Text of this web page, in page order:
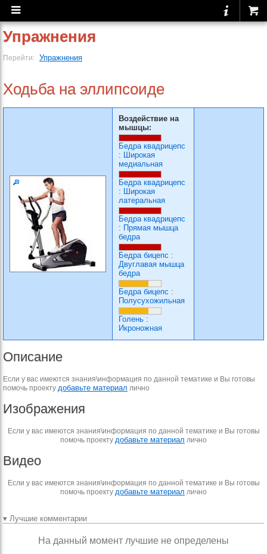
Упражнения
Перейти: Упражнения
Ходьба на эллипсоиде
Воздействие на
мышцы:
Бедра квадрицепс
: Широкая
медиальная
Бедра квадрицепс
: Широкая
латеральная
Бедра квадрицепс
: Прямая мышца
бедра
Бедра бицепс :
Двуглавая мышца
бедра
Бедра бицепс :
Полусухожильная
Голень :
Икроножная
Описание
Если у вас имеются знания\информация по данной тематике и Вы готовы
помочь проекту добавьте материал лично
Изображения
Если у вас имеются знания\информация по данной тематике и Вы готовы
помочь проекту добавьте материал лично
Видео
Если у вас имеются знания\информация по данной тематике и Вы готовы
помочь проекту добавьте материал лично
▾ Лучшие комментарии
На данный момент лучшие не определены